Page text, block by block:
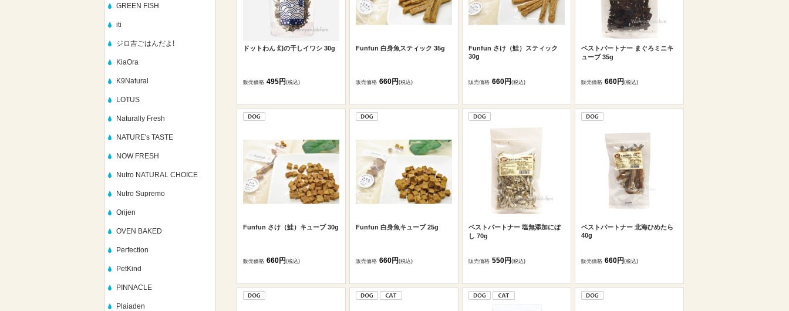
GREEN FISH
iti
ジロ吉ごはんだよ!
KiaOra
K9Natural
LOTUS
Naturally Fresh
NATURE's TASTE
NOW FRESH
Nutro NATURAL CHOICE
Nutro Supremo
Orijen
OVEN BAKED
Perfection
PetKind
PINNACLE
Plaiaden
ドットわん 幻の干しイワシ 30g
販売価格 495円(税込)
Funfun 白身魚スティック 35g
販売価格 660円(税込)
Funfun さけ（鮭）スティック
30g
販売価格 660円(税込)
ベストパートナー まぐろミニキ
ューブ 35g
販売価格 660円(税込)
Funfun さけ（鮭）キューブ 30g
販売価格 660円(税込)
Funfun 白身魚キューブ 25g
販売価格 660円(税込)
ベストパートナー 塩無添加にぼ
し 70g
販売価格 550円(税込)
ベストパートナー 北海ひめたら
40g
販売価格 660円(税込)